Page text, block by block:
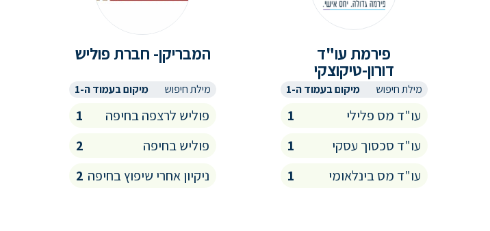
פירמת עו"ד
דורון-טיקוצקי
מילת חיפוש מיקום בעמוד ה-1
עו"ד מס פלילי
1
עו"ד סכסוך עסקי
1
עו"ד מס בינלאומי
1
המבריקן- חברת פוליש
מילת חיפוש מיקום בעמוד ה-1
פוליש לרצפה בחיפה
1
פוליש בחיפה
2
ניקיון אחרי שיפוץ בחיפה 2